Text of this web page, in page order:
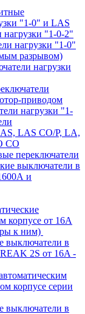
"1-0" и LAS
нагрузки "1-0-2"
нагрузки "1-0"
разрывом)
нагрузки
приводом
нагрузки "1-
LAS CO/P, LA,
CO
переключатели
выключатели в
и
корпусе от 16А
к ним)
выключатели в
2S от 16A -
корпусе серии
выключатели в